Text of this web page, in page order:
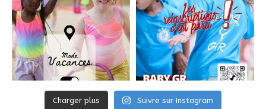
Charger plus Suivre sur Instagram